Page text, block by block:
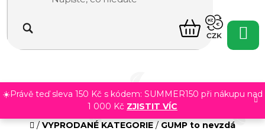
obsah
☀️Právě teď sleva 150 Kč s kódem: SUMMER150 při nákupu nad
1 000 Kč ZJISTIT VÍC
NÁKUPNÍ
KOŠÍK
CZK
Domů
/ VYPRODANÉ KATEGORIE / GUMP to nevzdá